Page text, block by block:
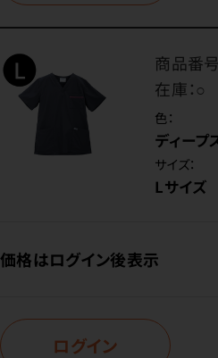
商品番号
在庫：○
色：
ディープ
サイズ：
Lサイズ
価格はログイン後表示
ログイン